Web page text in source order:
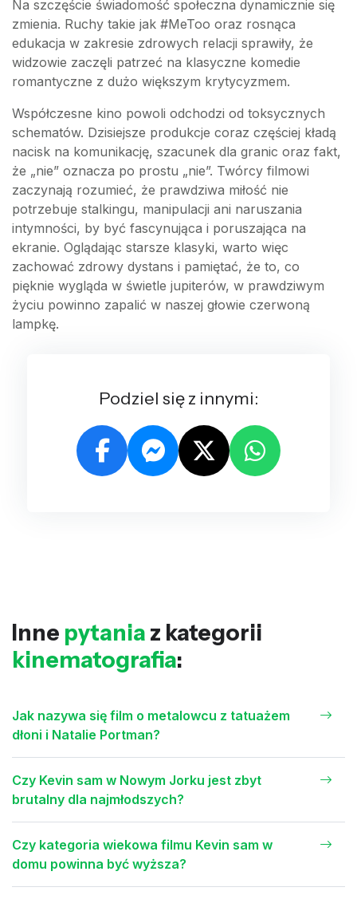
Na szczęście świadomość społeczna dynamicznie się
zmienia. Ruchy takie jak #MeToo oraz rosnąca
edukacja w zakresie zdrowych relacji sprawiły, że
widzowie zaczęli patrzeć na klasyczne komedie
romantyczne z dużo większym krytycyzmem.
Współczesne kino powoli odchodzi od toksycznych
schematów. Dzisiejsze produkcje coraz częściej kładą
nacisk na komunikację, szacunek dla granic oraz fakt,
że „nie” oznacza po prostu „nie”. Twórcy filmowi
zaczynają rozumieć, że prawdziwa miłość nie
potrzebuje stalkingu, manipulacji ani naruszania
intymności, by być fascynująca i poruszająca na
ekranie. Oglądając starsze klasyki, warto więc
zachować zdrowy dystans i pamiętać, że to, co
pięknie wygląda w świetle jupiterów, w prawdziwym
życiu powinno zapalić w naszej głowie czerwoną
lampkę.
Podziel się z innymi:
Inne pytania z kategorii
kinematografia:
Jak nazywa się film o metalowcu z tatuażem
dłoni i Natalie Portman?
Czy Kevin sam w Nowym Jorku jest zbyt
brutalny dla najmłodszych?
Czy kategoria wiekowa filmu Kevin sam w
domu powinna być wyższa?